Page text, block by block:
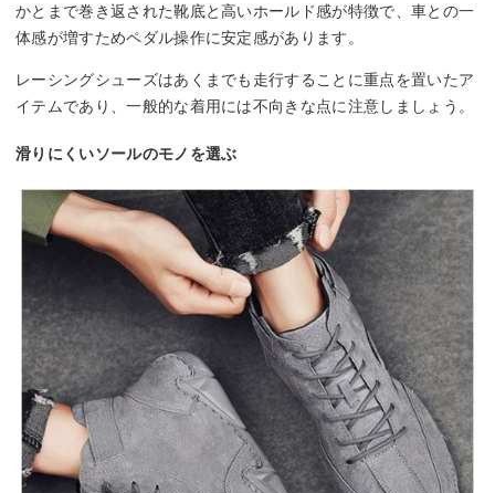
かとまで巻き返された靴底と高いホールド感が特徴で、車との一
体感が増すためペダル操作に安定感があります。
レーシングシューズはあくまでも走行することに重点を置いたア
イテムであり、一般的な着用には不向きな点に注意しましょう。
滑りにくいソールのモノを選ぶ